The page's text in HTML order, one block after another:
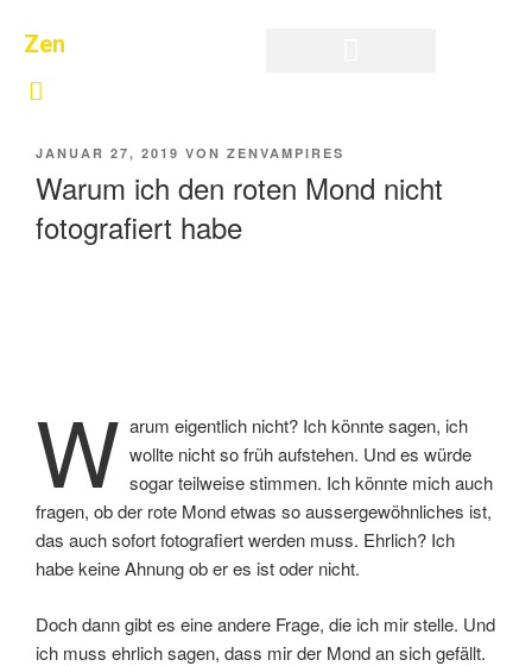
Zen
JANUAR 27, 2019 VON ZENVAMPIRES
Warum ich den roten Mond nicht
fotografiert habe
W arum eigentlich nicht? Ich könnte sagen, ich
wollte nicht so früh aufstehen. Und es würde
sogar teilweise stimmen. Ich könnte mich auch
fragen, ob der rote Mond etwas so aussergewöhnliches ist,
das auch sofort fotografiert werden muss. Ehrlich? Ich
habe keine Ahnung ob er es ist oder nicht.
Doch dann gibt es eine andere Frage, die ich mir stelle. Und
ich muss ehrlich sagen, dass mir der Mond an sich gefällt.